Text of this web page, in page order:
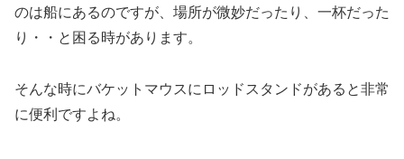
のは船にあるのですが、場所が微妙だったり、一杯だった
り・・と困る時があります。
そんな時にバケットマウスにロッドスタンドがあると非常
に便利ですよね。